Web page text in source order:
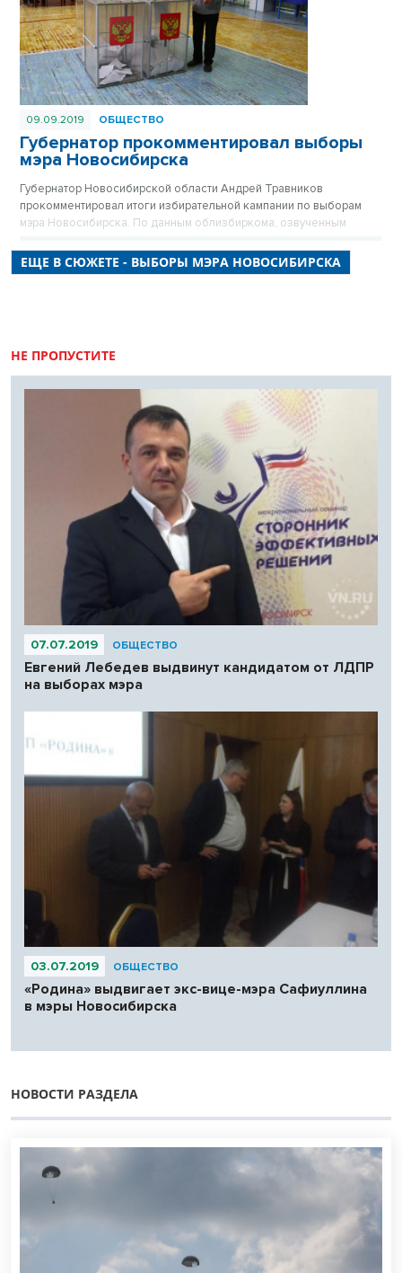
09.09.2019 ОБЩЕСТВО
Губернатор прокомментировал выборы
мэра Новосибирска
Губернатор Новосибирской области Андрей Травников
прокомментировал итоги избирательной кампании по выборам
мэра Новосибирска. По данным облизбиркома, озвученным
правительстве, Анатолий Локоть на выборах мэра Новосибирска
получил 50,25% избирателей при явке 20,68%.
ЕЩЕ В СЮЖЕТЕ - ВЫБОРЫ МЭРА НОВОСИБИРСКА
НЕ ПРОПУСТИТЕ
07.07.2019 ОБЩЕСТВО
Евгений Лебедев выдвинут кандидатом от ЛДПР
на выборах мэра
03.07.2019 ОБЩЕСТВО
«Родина» выдвигает экс-вице-мэра Сафиуллина
в мэры Новосибирска
НОВОСТИ РАЗДЕЛА